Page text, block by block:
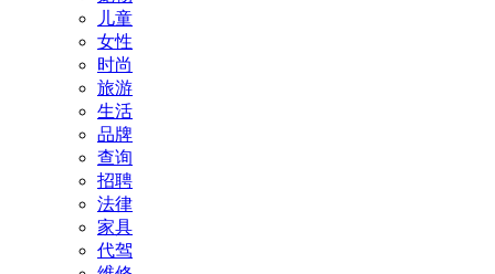
儿童
女性
时尚
旅游
生活
品牌
查询
招聘
法律
家具
代驾